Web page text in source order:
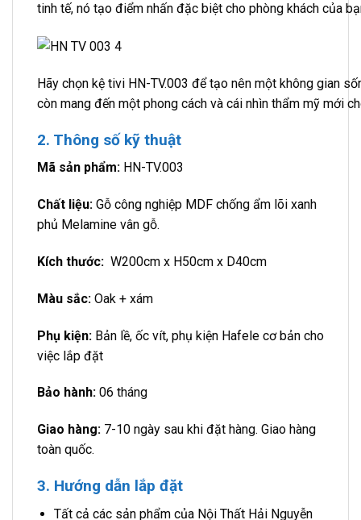
tinh tế, nó tạo điểm nhấn đặc biệt cho phòng khách của
Hãy chọn kệ tivi HN-TV.003 để tạo nên một không gian
còn mang đến một phong cách và cái nhìn thẩm mỹ mới
2. Thông số kỹ thuật
Mã sản phẩm: HN-TV.003
Chất liệu: Gỗ công nghiệp MDF chống ẩm lõi xanh
phủ Melamine vân gỗ.
Kích thước: W200cm x H50cm x D40cm
Màu sắc: Oak + xám
Phụ kiện: Bản lề, ốc vít, phụ kiện Hafele cơ bản cho
việc lắp đặt
Bảo hành: 06 tháng
Giao hàng: 7-10 ngày sau khi đặt hàng. Giao hàng
toàn quốc.
3. Hướng dẫn lắp đặt
Tất cả các sản phẩm của Nội Thất Hải Nguyễn